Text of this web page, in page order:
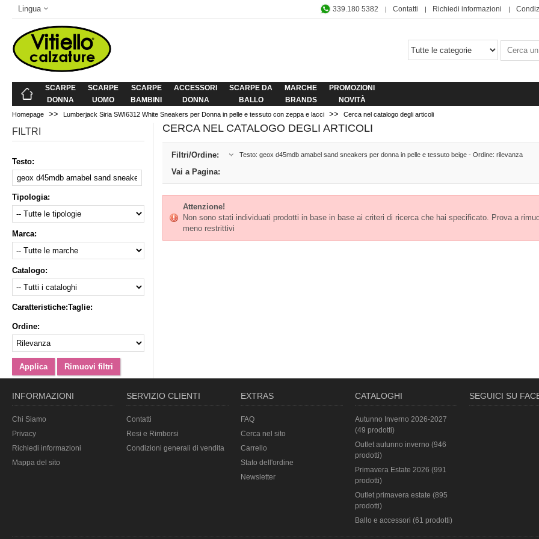
Lingua 339.180 5382 Contatti Richiedi informazioni
SCARPE
DONNA
SCARPE
UOMO
SCARPE
BAMBINI
ACCESSORI
DONNA
SCARPE DA
BALLO
MARCHE
BRANDS
PROMOZIONI
NOVITÀ
Homepage >> Lumberjack Siria SWI6312 White Sneakers per Donna in pelle e tessuto con zeppa e lacci >> Cerca nel catalogo degli articoli
FILTRI
Testo:
Tipologia:
Marca:
Catalogo:
Caratteristiche:Taglie:
Ordine:
CERCA NEL CATALOGO DEGLI ARTICOLI
Filtri/Ordine: Testo: geox d45mdb amabel sand sneakers per donna in pelle e tessuto beige - Ordine: rilevanza
Vai a Pagina:
Attenzione!
Non sono stati individuati prodotti in base in base ai criteri di ricerca che hai specificato. Prova a
meno restrittivi
INFORMAZIONI
Chi Siamo
Privacy
Richiedi informazioni
Mappa del sito
SERVIZIO CLIENTI
Contatti
Resi e Rimborsi
Condizioni generali di vendita
EXTRAS
FAQ
Cerca nel sito
Carrello
Stato dell'ordine
Newsletter
CATALOGHI
Autunno Inverno 2026-2027
(49 prodotti)
Outlet autunno inverno (946
prodotti)
Primavera Estate 2026 (991
prodotti)
Outlet primavera estate (895
prodotti)
Ballo e accessori (61 prodotti)
SEGUICI SU